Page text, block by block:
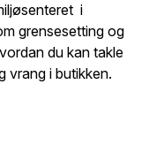
i
grensesetting og
du kan takle
vrang i butikken.